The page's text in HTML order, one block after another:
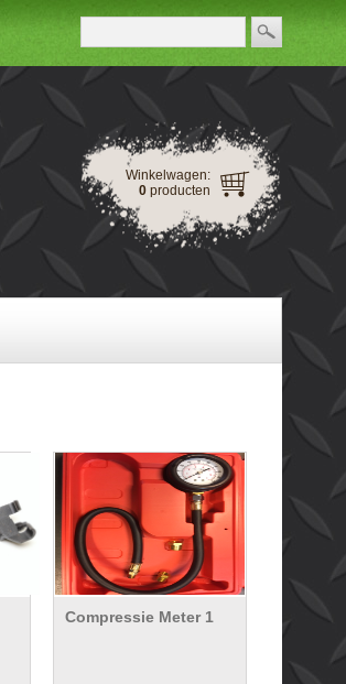
Winkelwagen:
0 producten
Compressie Meter 1